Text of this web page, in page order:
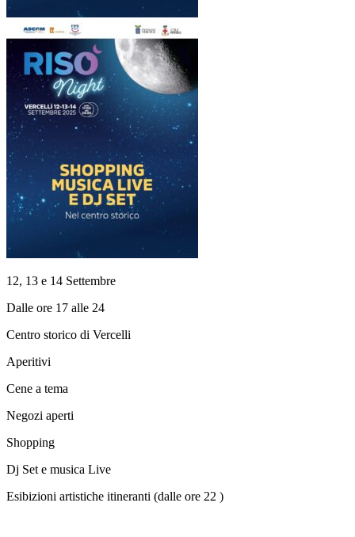
12, 13 e 14 Settembre
Dalle ore 17 alle 24
Centro storico di Vercelli
Aperitivi
Cene a tema
Negozi aperti
Shopping
Dj Set e musica Live
Esibizioni artistiche itineranti (dalle ore 22 )